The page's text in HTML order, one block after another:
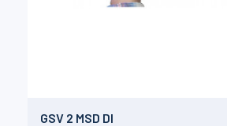
GSV 2 MSD DI